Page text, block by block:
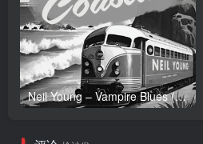
Neil Young – Vampire Blues (Live) – Single(054391239303)【24bit／96.0kHz】土耳其区